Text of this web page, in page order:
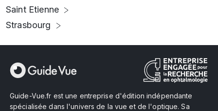
Saint Etienne
Strasbourg
Guide-Vue.fr est une entreprise d'édition indépendante
spécialisée dans l'univers de la vue et de l'optique. Sa